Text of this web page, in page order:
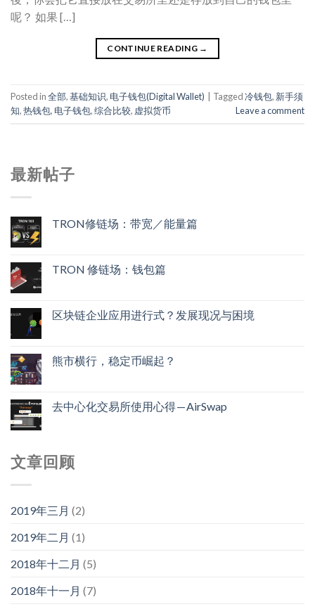
呢？ 如果 […]
CONTINUE READING →
Posted in全部,基础知识, 电子钱包(Digital Wallet) Tagged冷钱包, 新手须
知,热钱包, 电子钱包,综合比较, 虚拟货币 Leave a comment
最新帖子
TRON修链场：带宽／能量篇
TRON 修链场：钱包篇
区块链企业应用进行式？发展现况与困境
熊市横行，稳定币崛起？
去中心化交易所使用心得 — AirSwap
文章回顾
2019年三月 (2)
2019年二月 (1)
2018年十二月 (5)
2018年十一月 (7)